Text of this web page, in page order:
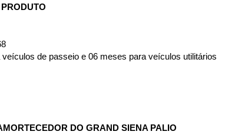
de passeio e 06 meses para veículos utilitários
DO GRAND SIENA PALIO